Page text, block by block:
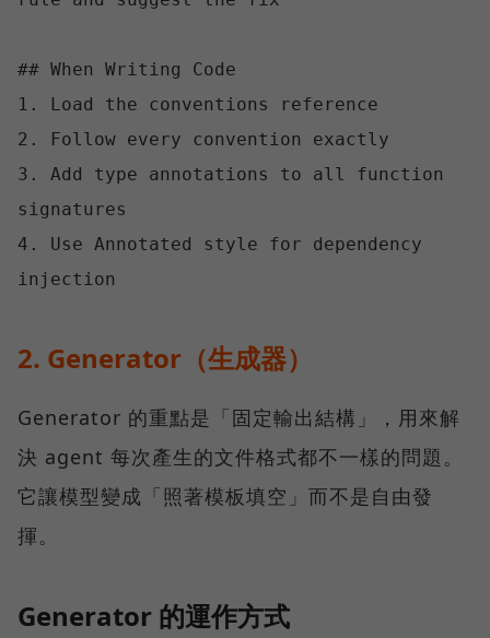
## When Writing Code
1. Load the conventions reference
2. Follow every convention exactly
3. Add type annotations to all function
signatures
4. Use Annotated style for dependency
2. Generator（生成器）
Generator 的重點是「固定輸出結構」，用來解
決 agent 每次產生的文件格式都不一樣的問題。
它讓模型變成「照著模板填空」而不是自由發
揮。
Generator 的運作方式